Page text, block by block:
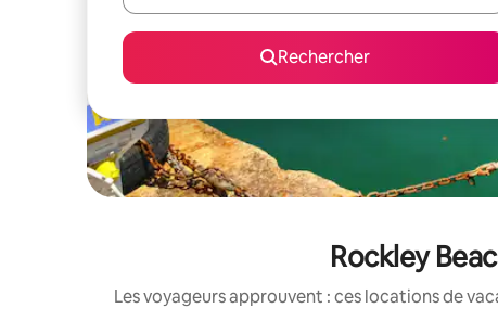
Rechercher
Rockley
Les voyageurs approuvent : ces locations de